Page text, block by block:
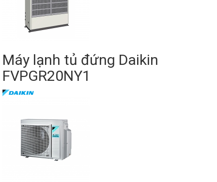
Máy lạnh tủ đứng Daikin
FVPGR20NY1